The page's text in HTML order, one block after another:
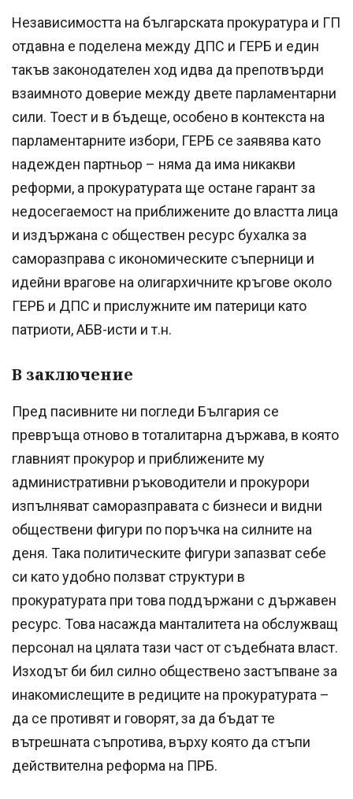
Независимостта на българската прокуратура и ГП
отдавна е поделена между ДПС и ГЕРБ и един
такъв законодателен ход идва да препотвърди
взаимното доверие между двете парламентарни
сили. Тоест и в бъдеще, особено в контекста на
парламентарните избори, ГЕРБ се заявява като
надежден партньор – няма да има никакви
реформи, а прокуратурата ще остане гарант за
недосегаемост на приближените до властта лица
и издържана с обществен ресурс бухалка за
саморазправа с икономическите съперници и
идейни врагове на олигархичните кръгове около
ГЕРБ и ДПС и прислужните им патерици като
патриоти, АБВ-исти и т.н.
В заключение
Пред пасивните ни погледи България се
превръща отново в тоталитарна държава, в която
главният прокурор и приближените му
административни ръководители и прокурори
изпълняват саморазправата с бизнеси и видни
обществени фигури по поръчка на силните на
деня. Така политическите фигури запазват себе
си като удобно ползват структури в
прокуратурата при това поддържани с държавен
ресурс. Това насажда манталитета на обслужващ
персонал на цялата тази част от съдебната власт.
Изходът би бил силно обществено застъпване за
инакомислещите в редиците на прокуратурата –
да се противят и говорят, за да бъдат те
вътрешната съпротива, върху която да стъпи
действителна реформа на ПРБ.